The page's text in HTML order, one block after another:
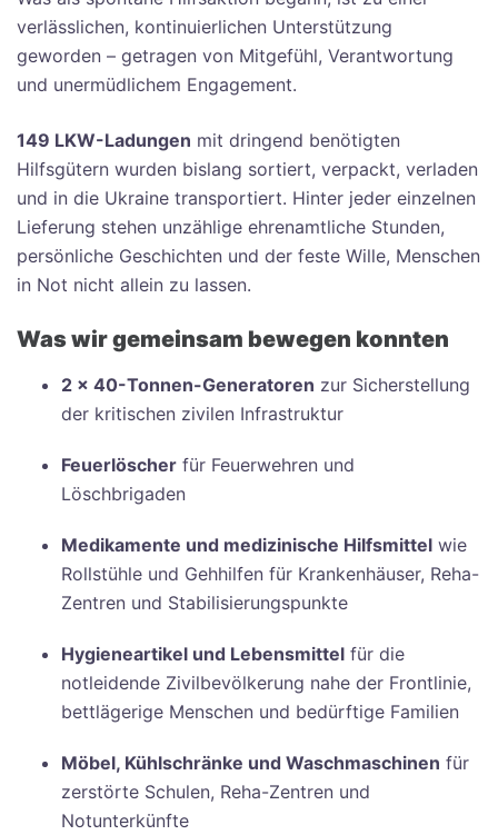
verlässlichen, kontinuierlichen Unterstützung
geworden – getragen von Mitgefühl, Verantwortung
und unermüdlichem Engagement.
149 LKW-Ladungen mit dringend benötigten
Hilfsgütern wurden bislang sortiert, verpackt, verladen
und in die Ukraine transportiert. Hinter jeder einzelnen
Lieferung stehen unzählige ehrenamtliche Stunden,
persönliche Geschichten und der feste Wille, Menschen
in Not nicht allein zu lassen.
Was wir gemeinsam bewegen konnten
2 × 40-Tonnen-Generatoren zur Sicherstellung
der kritischen zivilen Infrastruktur
Feuerlöscher für Feuerwehren und
Löschbrigaden
Medikamente und medizinische Hilfsmittel wie
Rollstühle und Gehhilfen für Krankenhäuser, Reha-
Zentren und Stabilisierungspunkte
Hygieneartikel und Lebensmittel für die
notleidende Zivilbevölkerung nahe der Frontlinie,
bettlägerige Menschen und bedürftige Familien
Möbel, Kühlschränke und Waschmaschinen für
zerstörte Schulen, Reha-Zentren und
Notunterkünfte